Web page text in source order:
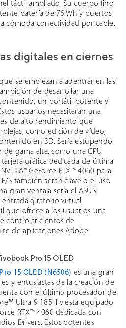
táctil ampliado. Su cuerpo fino
batería de 75 Wh y puertos
cómoda conectividad por cable.
digitales en ciernes
se empiezan a adentrar en las
de desarrollar una
un portátil potente y
usuarios necesitarán una
de alto rendimiento que
como edición de vídeo,
en 3D. Sería estupendo
gama alta, como una CPU
gráfica dedicada de última
GeForce RTX™ 4060 para
S también serán clave o el uso
gran ventaja sería el ASUS
entrada giratorio virtual
que ofrece a los usuarios una
controlar cientos de
de aplicaciones Adobe
Pro 15 OLED
15 OLED (N6506) es una gran
y entusiastas de la creación de
con el último procesador de
Ultra 9 185H y está equipado
RTX™ 4060 dedicada con
Drivers. Estos potentes